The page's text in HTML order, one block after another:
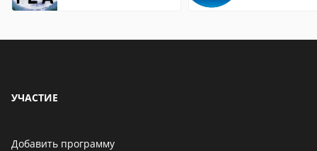
УЧАСТИЕ
Добавить программу